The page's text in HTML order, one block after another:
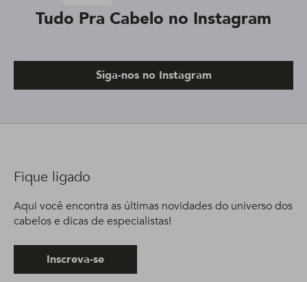
Tudo Pra Cabelo no Instagram
Siga-nos no Instagram
Fique ligado
Aqui você encontra as últimas novidades do universo dos
cabelos e dicas de especialistas!
Inscreva-se